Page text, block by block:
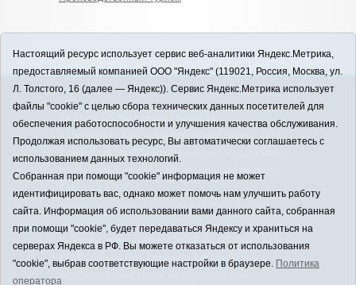
12+
ЗАВОДОУКОВСК online / Новости
Заводоуковского муниципального округа, 2026
Учредитель: АНО "Информационно-издательский
центр "Заводоуковские вести". Главный редактор:
E-mail:
zavest@obl72.ru
Тел.: 8 (34542) 2-10-33
Политика оператора
Регистрационный номер Эл № ФС 77-66397 от
14.07.2016г. выдан Федеральной службой по
Настоящий ресурс использует сервис веб-аналитики Яндекс.Метрика,
предоставляемый компанией ООО "Яндекс" (119021, Россия, Москва, ул.
Л. Толстого, 16 (далее — Яндекс)). Сервис Яндекс.Метрика использует
файлы "cookie" с целью сбора технических данных посетителей для
обеспечения работоспособности и улучшения качества обслуживания.
Продолжая использовать ресурс, Вы автоматически соглашаетесь с
использованием данных технологий.
Собранная при помощи "cookie" информация не может
идентифицировать вас, однако может помочь нам улучшить работу
сайта. Информация об использовании вами данного сайта, собранная
при помощи "cookie", будет передаваться Яндексу и храниться на
серверах Яндекса в РФ. Вы можете отказаться от использования
"cookie", выбрав соответствующие настройки в браузере. Политика
оператора